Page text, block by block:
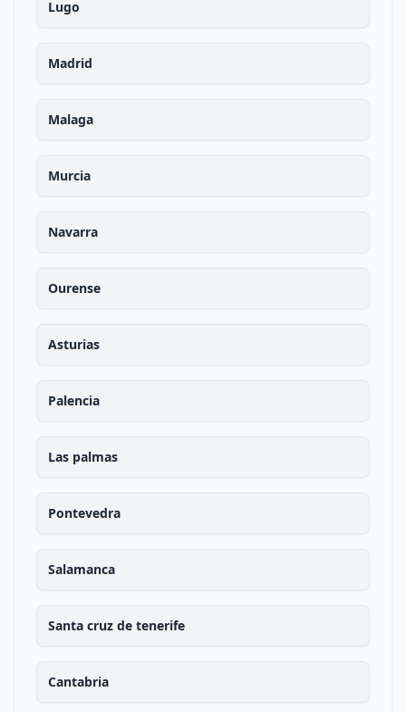
Lugo
Madrid
Malaga
Murcia
Navarra
Ourense
Asturias
Palencia
Las palmas
Pontevedra
Salamanca
Santa cruz de tenerife
Cantabria